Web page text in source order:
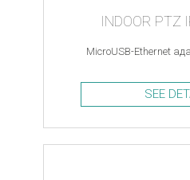
INDOOR PTZ
MicroUSB-Ethernet
SEE